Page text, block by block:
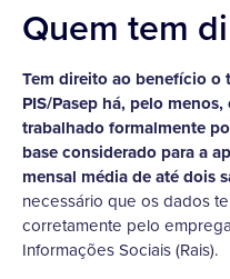
Quem tem
Tem direito ao benefício
PIS/Pasep há, pelo
trabalhado formalmente
base considerado para a
mensal média de até dois
necessário que os dados
corretamente pelo
Informações Sociais (Rais).